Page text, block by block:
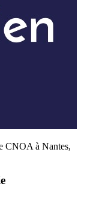
CNOA à Nantes,